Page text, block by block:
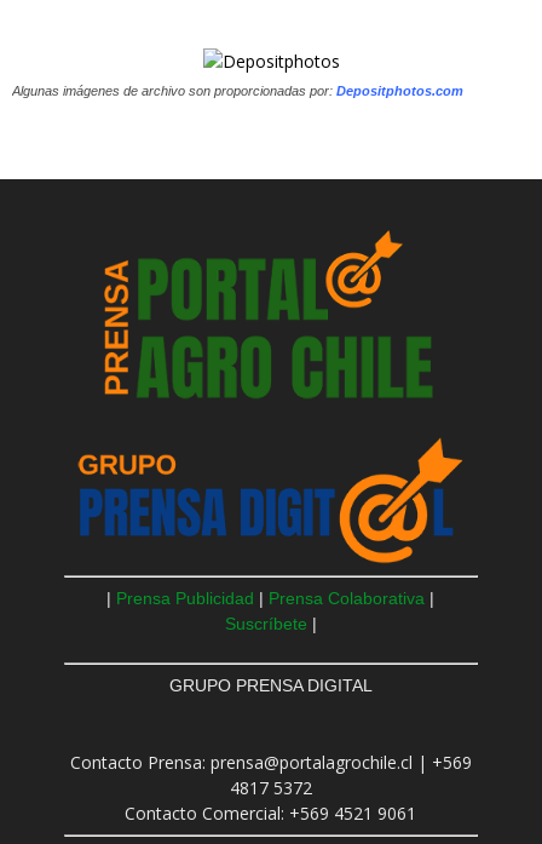
Algunas imágenes de archivo son proporcionadas por: Depositphotos.com
| Prensa Publicidad | Prensa Colaborativa |
Suscríbete |
GRUPO PRENSA DIGITAL
Contacto Prensa: prensa@portalagrochile.cl | +569
4817 5372
Contacto Comercial: +569 4521 9061